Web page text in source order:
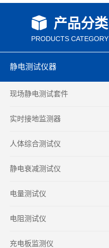
产品分类
PRODUCTS CATEGORY
静电测试仪器
现场静电测试套件
实时接地监测器
人体综合测试仪
静电衰减测试仪
电量测试仪
电阻测试仪
充电板监测仪